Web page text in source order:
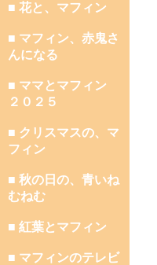
■ 花と、マフィン
■ マフィン、赤鬼さ
んになる
■ ママとマフィン
２０２５
■ クリスマスの、マ
フィン
■ 秋の日の、青いね
むねむ
■ 紅葉とマフィン
■ マフィンのテレビ